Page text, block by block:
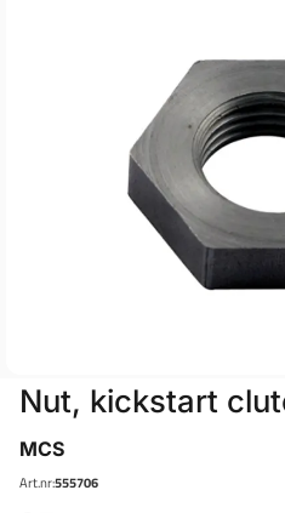
Nut, kickstart
MCS
Art.nr:555706